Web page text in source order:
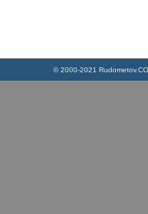
© 2000-2021